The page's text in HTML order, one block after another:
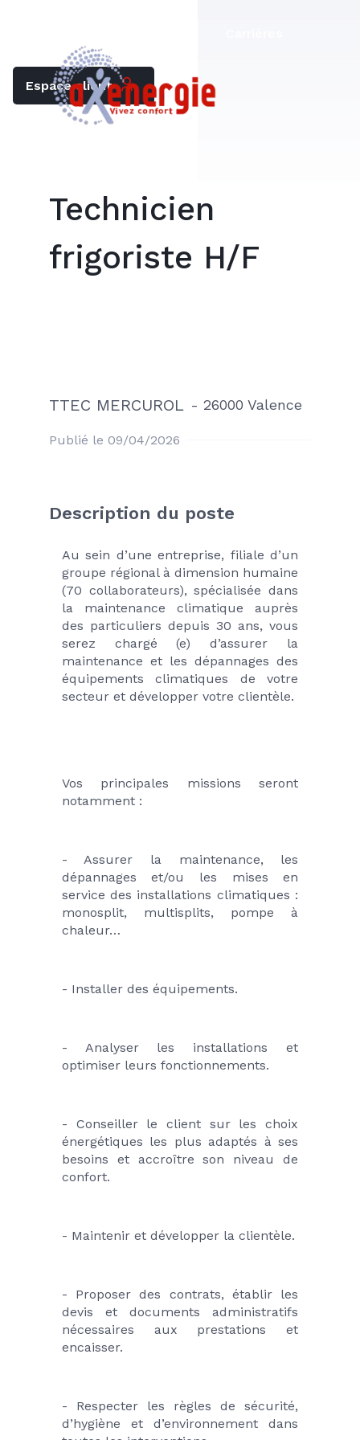
Espace client
Technicien
frigoriste H/F
TTEC MERCUROL - 26000 Valence
Publié le 09/04/2026
Description du poste
Au sein d’une entreprise, filiale d’un
groupe régional à dimension humaine
(70 collaborateurs), spécialisée dans
la maintenance climatique auprès
des particuliers depuis 30 ans, vous
serez chargé (e) d’assurer la
maintenance et les dépannages des
équipements climatiques de votre
secteur et développer votre clientèle.
Vos principales missions seront
notamment :
- Assurer la maintenance, les
dépannages et/ou les mises en
service des installations climatiques :
monosplit, multisplits, pompe à
chaleur…
- Installer des équipements.
- Analyser les installations et
optimiser leurs fonctionnements.
- Conseiller le client sur les choix
énergétiques les plus adaptés à ses
besoins et accroître son niveau de
confort.
- Maintenir et développer la clientèle.
- Proposer des contrats, établir les
devis et documents administratifs
nécessaires aux prestations et
encaisser.
- Respecter les règles de sécurité,
d’hygiène et d’environnement dans